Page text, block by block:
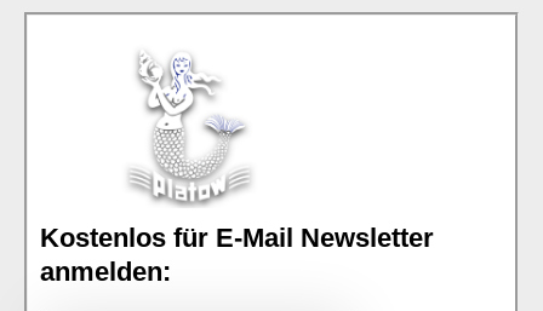
Kostenlos für E-Mail Newsletter
anmelden: